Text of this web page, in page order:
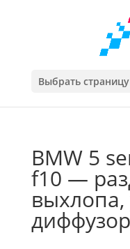
Выбрать страницу
BMW 5
f10 —
выхлопа,